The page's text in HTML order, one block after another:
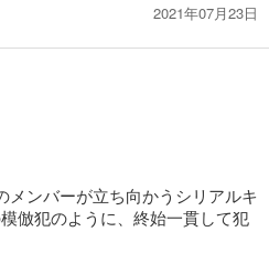
2021年07月23日
メンバーが立ち向かうシリアルキ
倣犯のように、終始一貫して犯